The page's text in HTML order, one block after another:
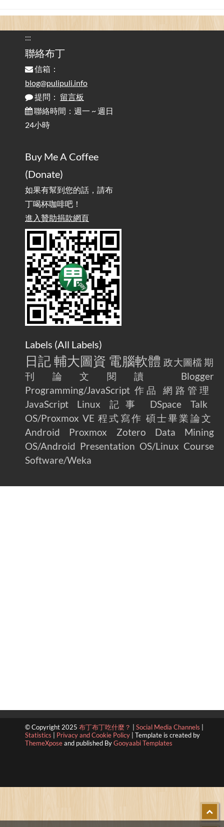
為何桌前打字總是腰痠背痛？桌子高度和螢幕高度
對人體工學的影響 / The Effect of Desk and Monitor Height on
Ergonomics: Why Does Typing at a Desk Often Lead to Back Pain?
行動網路無法連線？三星手機簡易解決方案
/ Mobile Network Not Connecting? Easy Solutions for Samsung
實作相容OpenAI API，但背後不是OpenAI的API服
務 / Implementing OpenAI API-Compatible Services, But Not
Powered by OpenAI
雜談：生活小技巧之用魔鬼氈避免機車鑰匙脫落吧
/ Talk: Use Velcro to Prevent Your Motorcycle Key From Falling
AdGuard Home不只是拿來擋廣告/ AdGuard
Home Is More Than Just an Ad Blocker
:::
聯絡布丁
信箱：
blog@pulipuli.info
提問： 留言板
聯絡時間：週一 ~ 週日
24小時
Buy Me A Coffee
(Donate)
如果有幫到您的話，請布
丁喝杯咖啡吧！
進入贊助捐款網頁
Labels (All Labels)
日記 輔大圖資 電腦軟體 政大圖檔 期
刊論文閱讀
Blogger
Programming/JavaScript 作品
網路管理
JavaScript
Linux 記事 DSpace
Talk
OS/Proxmox VE 程式寫作 碩士畢業論文
Android
Proxmox Zotero
Data Mining
OS/Android Presentation OS/Linux Course
Software/Weka
© Copyright 2025 布丁布丁吃什麼？ | Social Media Channels |
Statistics | Privacy and Cookie Policy | Template is created by
ThemeXposeand published ByGooyaabi Templates